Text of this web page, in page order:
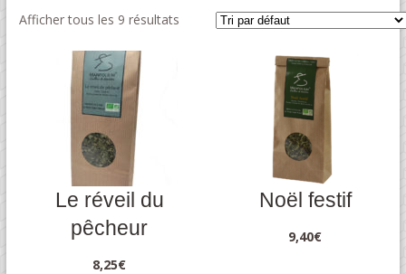
Afficher tous les 9 résultats
Le réveil du
pêcheur
8,25€
Noël festif
9,40€